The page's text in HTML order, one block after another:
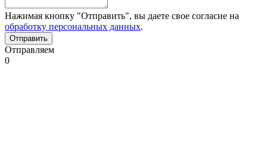
Нажимая кнопку "Отправить", вы даете свое согласие на
обработку персональных данных.
Отправляем
0